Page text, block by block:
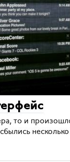
то и